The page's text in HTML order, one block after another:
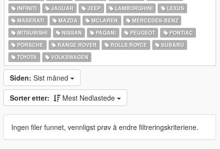
INFINITI
JAGUAR JEEP LAMBORGHINI
LEXUS
MASERATI
MAZDA MCLAREN
MERCEDES-BENZ
MITSUBISHI
NISSAN PAGANI PEUGEOT
PONTIAC
PORSCHE
RANGE ROVER ROLLS ROYCE
SUBARU
TOYOTA
VOLKSWAGEN
Siden: Sist måned
Sorter etter: Mest Nedlastede
Ingen filer funnet, vennligst prøv å endre filtreringskriteriene.